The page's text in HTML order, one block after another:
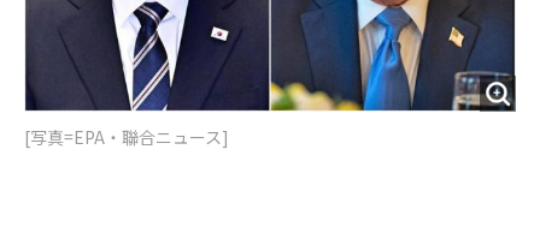
[写真=EPA・聯合ニュース]